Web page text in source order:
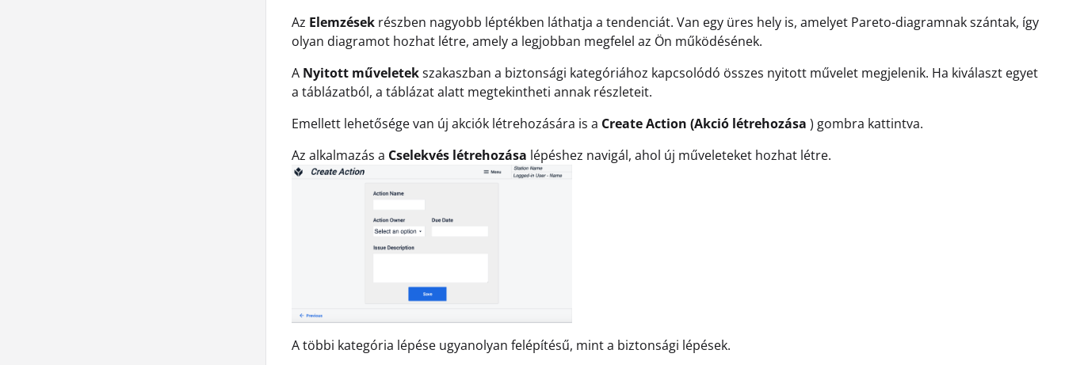
Az Elemzések részben nagyobb léptékben láthatja a tendenciát. Van egy üres hely is, amelyet Pareto-diagramnak szántak, így
olyan diagramot hozhat létre, amely a legjobban megfelel az Ön működésének.
A Nyitott műveletekszakaszban a biztonsági kategóriához kapcsolódó összes nyitott művelet megjelenik. Ha kiválaszt egyet
a táblázatból, a táblázat alatt megtekintheti annak részleteit.
Emellett lehetősége van új akciók létrehozására is a Create Action (Akció létrehozása ) gombra kattintva.
Az alkalmazás a Cselekvés létrehozása lépéshez navigál, ahol új műveleteket hozhat létre.
A többi kategória lépése ugyanolyan felépítésű, mint a biztonsági lépések.